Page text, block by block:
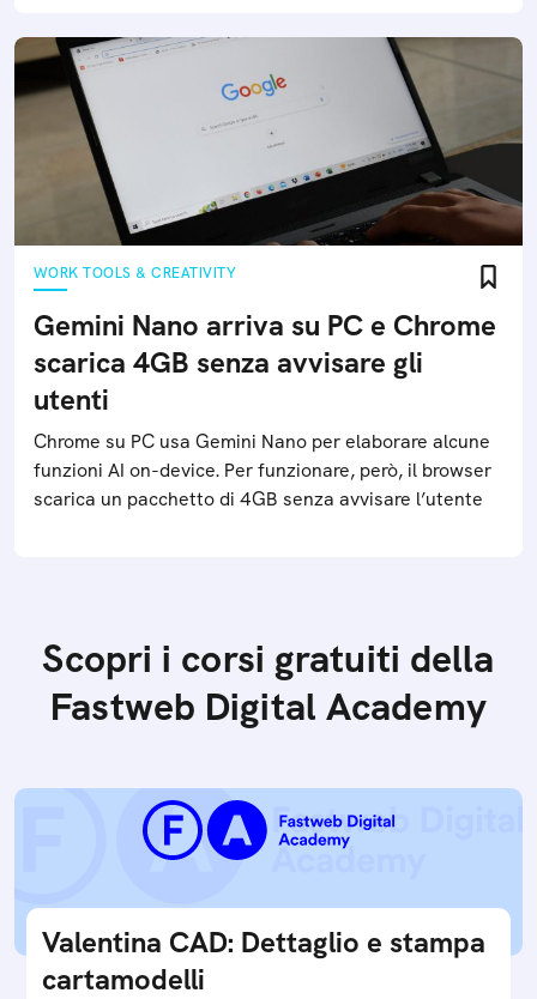
WORK TOOLS & CREATIVITY
Gemini Nano arriva su PC e Chrome
scarica 4GB senza avvisare gli
utenti
Chrome su PC usa Gemini Nano per elaborare alcune
funzioni AI on-device. Per funzionare, però, il browser
scarica un pacchetto di 4GB senza avvisare l’utente
Scopri i corsi gratuiti della
Fastweb Digital Academy
Valentina CAD: Dettaglio e stampa
cartamodelli